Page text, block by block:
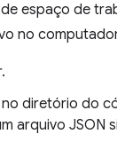
espaço de
no
diretório do
arquivo JSON